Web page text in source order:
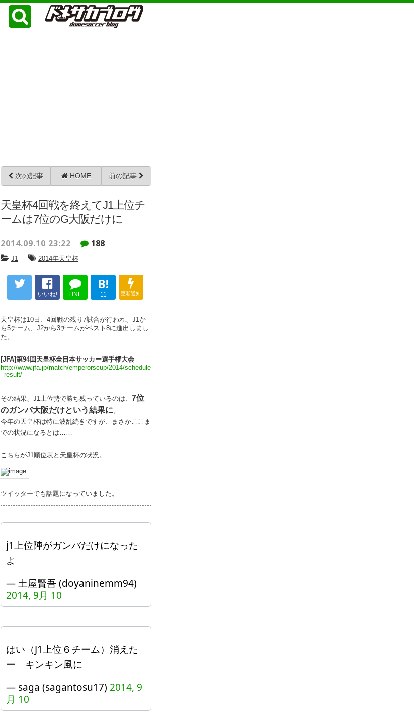
次の記事 HOME 前の記事
天皇杯4回戦を終えてJ1上位チ
ームは7位のG大阪だけに
2014.09.10 23:22 188
J1 2014年天皇杯
いいね! LINE
B!
11 更新通知
天皇杯は10日、4回戦の残り7試合が行われ、J1か
ら5チーム、J2から3チームがベスト8に進出しまし
た。
[JFA]第94回天皇杯全日本サッカー選手権大会
http://www.jfa.jp/match/emperorscup/2014/schedule
_result/
その結果、J1上位勢で勝ち残っているのは、 7位
のガンバ大阪だけという結果に。
今年の天皇杯は特に波乱続きですが、まさかここま
での状況になるとは……
こちらがJ1順位表と天皇杯の状況。
ツイッターでも話題になっていました。
j1上位陣がガンバだけになった
よ
— 土屋賢吾 (doyaninemm94)
2014, 9月 10
はい（J1上位６チーム）消えた
ー キンキン風に
— saga (sagantosu17) 2014, 9
月 10